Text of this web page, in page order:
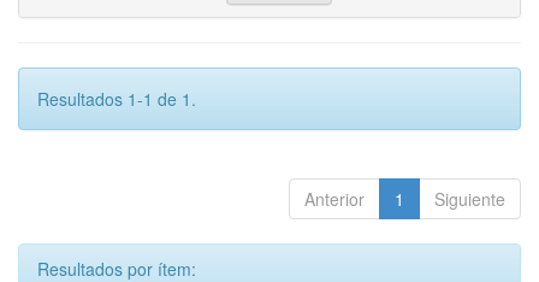
Resultados 1-1 de 1.
Anterior 1 Siguiente
Resultados por ítem: